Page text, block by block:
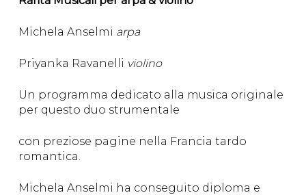
Michela Anselmi arpa
Priyanka Ravanelli violino
Un programma dedicato alla musica originale
per questo duo strumentale
con preziose pagine nella Francia tardo
romantica.
Michela Anselmi ha conseguito diploma e